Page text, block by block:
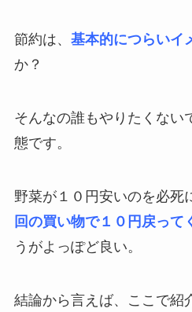
節約は、 基本的につらいイ
か？
そんなの誰もやりたくない
態です。
野菜が１０円安いのを必死
回の買い物で１０円戻って
うがよっぽど良い。
結論から言えば、ここで紹